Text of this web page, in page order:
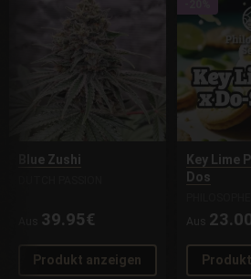
Blue Zushi
39.95€
Produkt anzeigen
Key Lime
Dos
Aus